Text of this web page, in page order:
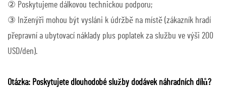
② Poskytujeme dálkovou technickou podporu;
③ Inženýři mohou být vysláni k údržbě na místě (zákazník hradí
přepravní a ubytovací náklady plus poplatek za službu ve výši 200
USD/den).
Otázka: Poskytujete dlouhodobé služby dodávek náhradních dílů?